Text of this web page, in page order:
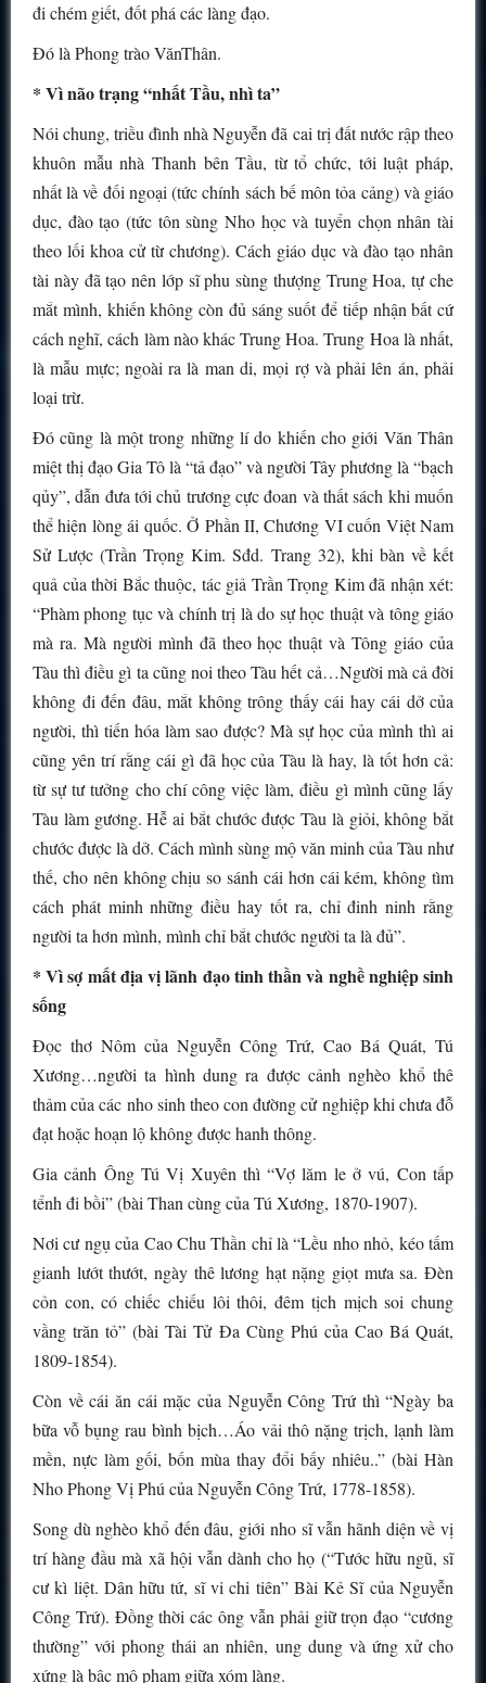
đi chém giết, đốt phá các làng đạo.
Đó là Phong trào VănThân.
* Vì não trạng “nhất Tầu, nhì ta”
Nói chung, triều đình nhà Nguyễn đã cai trị đất nước rập theo
khuôn mẫu nhà Thanh bên Tầu, từ tổ chức, tới luật pháp,
nhất là về đối ngoại (tức chính sách bế môn tỏa cảng) và giáo
dục, đào tạo (tức tôn sùng Nho học và tuyển chọn nhân tài
theo lối khoa cử từ chương). Cách giáo dục và đào tạo nhân
tài này đã tạo nên lớp sĩ phu sùng thượng Trung Hoa, tự che
mắt mình, khiến không còn đủ sáng suốt để tiếp nhận bất cứ
cách nghĩ, cách làm nào khác Trung Hoa. Trung Hoa là nhất,
là mẫu mực; ngoài ra là man di, mọi rợ và phải lên án, phải
loại trừ.
Đó cũng là một trong những lí do khiến cho giới Văn Thân
miệt thị đạo Gia Tô là “tả đạo” và người Tây phương là “bạch
qủy”, dẫn đưa tới chủ trương cực đoan và thất sách khi muốn
thể hiện lòng ái quốc. Ở Phần II, Chương VI cuốn Việt Nam
Sử Lược (Trần Trọng Kim. Sđd. Trang 32), khi bàn về kết
quả của thời Bắc thuộc, tác giả Trần Trọng Kim đã nhận xét:
“Phàm phong tục và chính trị là do sự học thuật và tông giáo
mà ra. Mà người mình đã theo học thuật và Tông giáo của
Tàu thì điều gì ta cũng noi theo Tàu hết cả…Người mà cả đời
không đi đến đâu, mắt không trông thấy cái hay cái dở của
người, thì tiến hóa làm sao được? Mà sự học của mình thì ai
cũng yên trí rằng cái gì đã học của Tàu là hay, là tốt hơn cả:
từ sự tư tưởng cho chí công việc làm, điều gì mình cũng lấy
Tàu làm gương. Hễ ai bắt chước được Tàu là giỏi, không bắt
chước được là dở. Cách mình sùng mộ văn minh của Tàu như
thế, cho nên không chịu so sánh cái hơn cái kém, không tìm
cách phát minh những điều hay tốt ra, chỉ đinh ninh rằng
người ta hơn mình, mình chỉ bắt chước người ta là đủ”.
* Vì sợ mất địa vị lãnh đạo tinh thần và nghề nghiệp sinh
sống
Đọc thơ Nôm của Nguyễn Công Trứ, Cao Bá Quát, Tú
Xương…người ta hình dung ra được cảnh nghèo khổ thê
thảm của các nho sinh theo con đường cử nghiệp khi chưa đỗ
đạt hoặc hoạn lộ không được hanh thông.
Gia cảnh Ông Tú Vị Xuyên thì “Vợ lăm le ở vú, Con tấp
tểnh đi bồi” (bài Than cùng của Tú Xương, 1870-1907).
Nơi cư ngụ của Cao Chu Thần chỉ là “Lều nho nhỏ, kéo tấm
gianh lướt thướt, ngày thê lương hạt nặng giọt mưa sa. Đèn
cỏn con, có chiếc chiếu lôi thôi, đêm tịch mịch soi chung
vầng trăn tỏ” (bài Tài Tử Đa Cùng Phú của Cao Bá Quát,
1809-1854).
Còn về cái ăn cái mặc của Nguyễn Công Trứ thì “Ngày ba
bữa vỗ bụng rau bình bịch…Áo vải thô nặng trịch, lạnh làm
mền, nực làm gối, bốn mùa thay đổi bấy nhiêu..” (bài Hàn
Nho Phong Vị Phú của Nguyễn Công Trứ, 1778-1858).
Song dù nghèo khổ đến đâu, giới nho sĩ vẫn hãnh diện về vị
trí hàng đầu mà xã hội vẫn dành cho họ (“Tước hữu ngũ, sĩ
cư kì liệt. Dân hữu tứ, sĩ vi chi tiên” Bài Kẻ Sĩ của Nguyễn
Công Trứ). Đồng thời các ông vẫn phải giữ trọn đạo “cương
thường” với phong thái an nhiên, ung dung và ứng xử cho
xứng là bậc mô phạm giữa xóm làng.